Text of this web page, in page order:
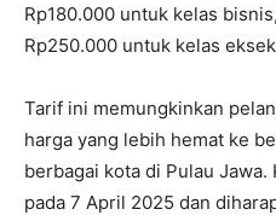
Rp180.000 untuk kelas
Rp250.000 untuk kelas
Tarif ini memungkinkan
harga yang lebih hemat ke
berbagai kota di Pulau
pada 7 April 2025 dan